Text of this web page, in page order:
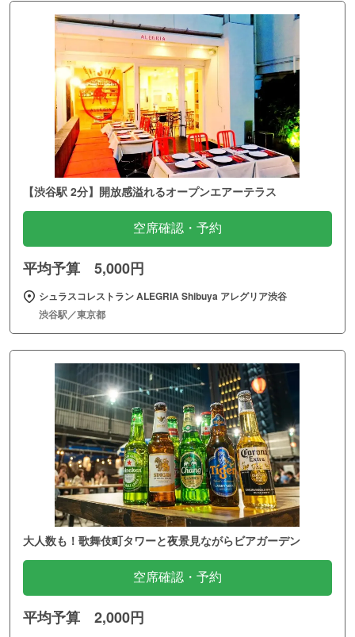
【渋谷駅 2分】開放感溢れるオープンエアーテラス
空席確認・予約
平均予算 5,000円
シュラスコレストラン ALEGRIA Shibuya アレグリア渋谷
渋谷駅／東京都
大人数も！歌舞伎町タワーと夜景見ながらビアガーデン
空席確認・予約
平均予算 2,000円